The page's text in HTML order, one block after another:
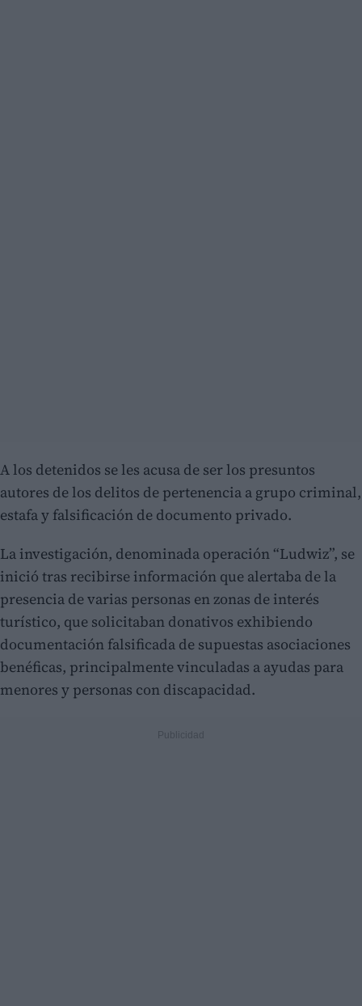
A los detenidos se les acusa de ser los presuntos
autores de los delitos de pertenencia a grupo criminal,
estafa y falsificación de documento privado.
La investigación, denominada operación “Ludwiz”, se
inició tras recibirse información que alertaba de la
presencia de varias personas en zonas de interés
turístico, que solicitaban donativos exhibiendo
documentación falsificada de supuestas asociaciones
benéficas, principalmente vinculadas a ayudas para
menores y personas con discapacidad.